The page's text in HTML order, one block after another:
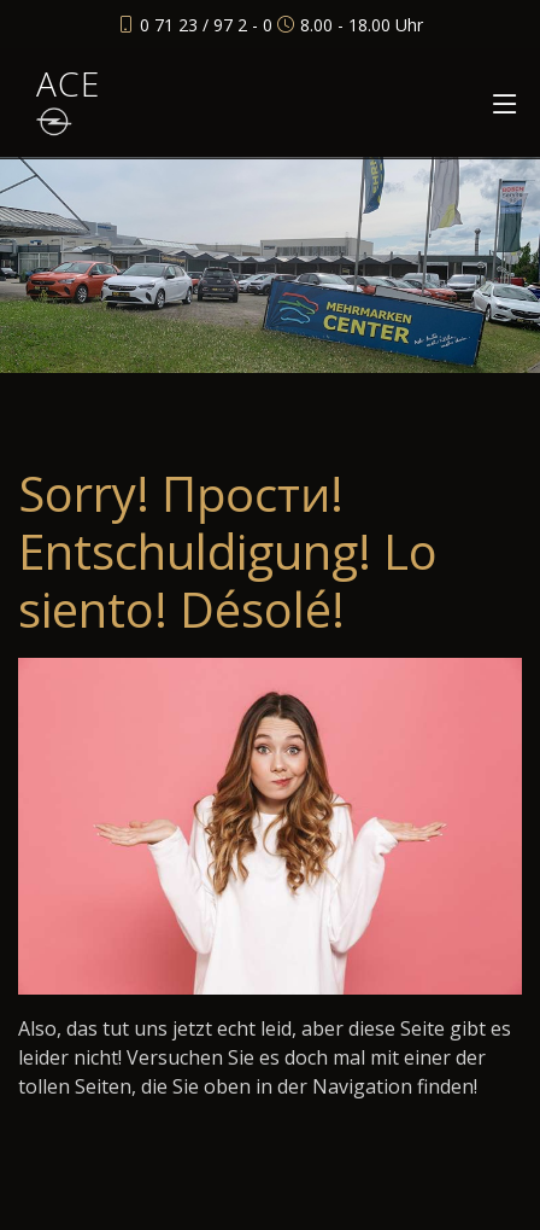
0 71 23 / 97 2 - 0 8.00 - 18.00 Uhr
ACE
Sorry! Прости!
Entschuldigung! Lo
siento! Désolé!
Also, das tut uns jetzt echt leid, aber diese Seite gibt es
leider nicht! Versuchen Sie es doch mal mit einer der
tollen Seiten, die Sie oben in der Navigation finden!